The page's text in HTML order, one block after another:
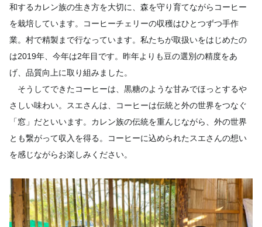
和するカレン族の生き方を大切に、森を守り育てながらコーヒー
を栽培しています。コーヒーチェリーの収穫はひとつずつ手作
業。村で精製まで行なっています。私たちが取扱いをはじめたの
は2019年、今年は2年目です。昨年よりも豆の選別の精度をあ
げ、品質向上に取り組みました。
そうしてできたコーヒーは、黒糖のような甘みでほっとするや
さしい味わい。スエさんは、コーヒーは伝統と外の世界をつなぐ
「窓」だといいます。カレン族の伝統を重んじながら、外の世界
とも繋がって収入を得る。コーヒーに込められたスエさんの想い
を感じながらお楽しみください。